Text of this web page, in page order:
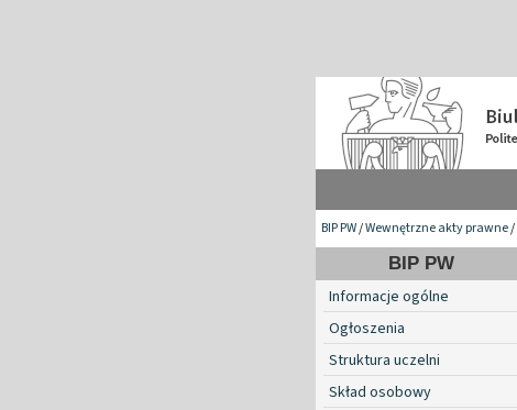
BIP PW/Wewnętrzne akty prawne/
BIP PW
Informacje ogólne
Ogłoszenia
Struktura uczelni
Skład osobowy